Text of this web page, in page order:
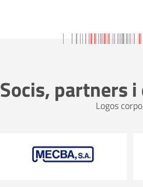
Socis, partners i
Logos